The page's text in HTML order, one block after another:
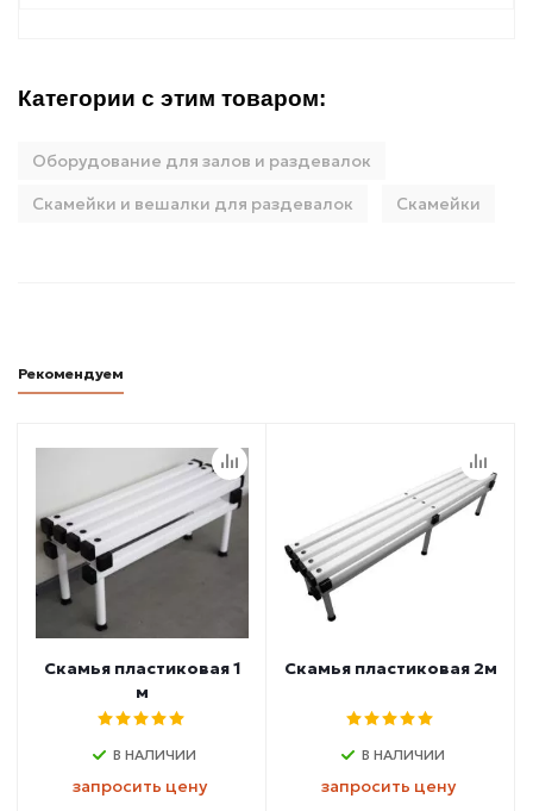
Категории с этим товаром:
Оборудование для залов и раздевалок
Скамейки и вешалки для раздевалок
Скамейки
Рекомендуем
Скамья пластиковая 1
м
В НАЛИЧИИ
запросить цену
Скамья пластиковая 2м
В НАЛИЧИИ
запросить цену